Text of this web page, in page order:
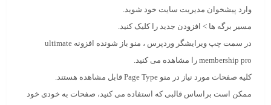
وارد پیشخوان مدیریت سایت خود شوید.
مسیر برگه ها > افزودن جدید را کلیک کنید.
در سمت چپ ویرایشگر وردپرس ، منو باز شونده افزونه ultimate
membership pro را مشاهده می کنید.
کلیه صفحات مورد نیاز در منو Page Type قابل مشاهده هستند.
ممکن است براساس قالبی که استفاده می کنید، صفحات به خودی خود